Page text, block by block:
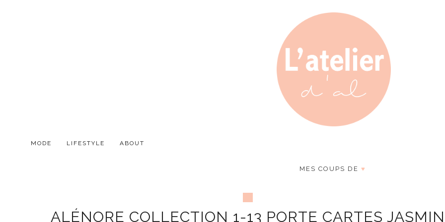
MODE LIFESTYLE ABOUT
MES COUPS DE ♥
ALÉNORE COLLECTION 1-13 PORTE CARTES JASMIN